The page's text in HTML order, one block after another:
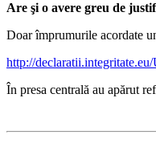
Are şi o avere greu de
Doar împrumurile acordate
http://
În presa centrală au apărut